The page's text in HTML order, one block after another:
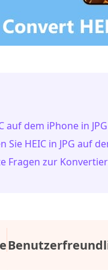
auf dem iPhone in
Sie HEIC in JPG auf
Fragen zur